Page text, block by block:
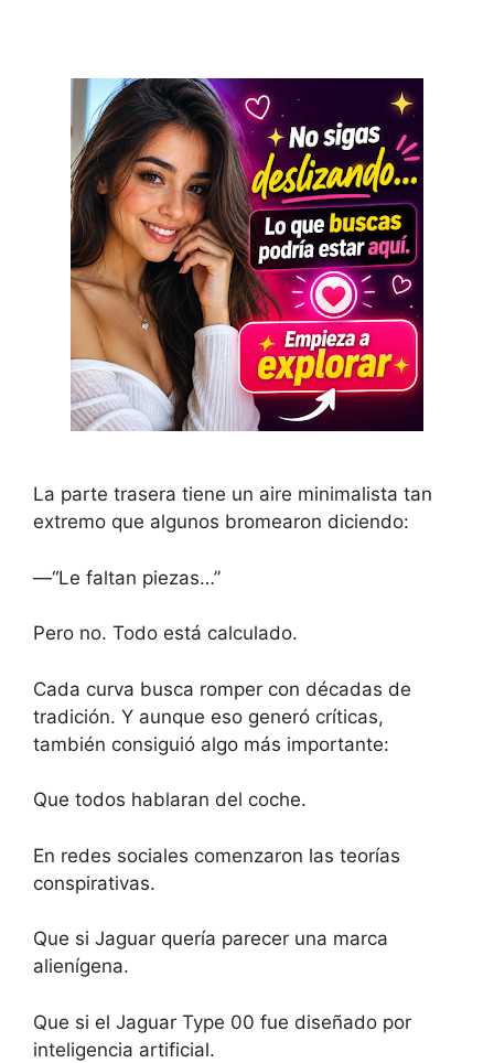
La parte trasera tiene un aire minimalista tan
extremo que algunos bromearon diciendo:
—“Le faltan piezas…”
Pero no. Todo está calculado.
Cada curva busca romper con décadas de
tradición. Y aunque eso generó críticas,
también consiguió algo más importante:
Que todos hablaran del coche.
En redes sociales comenzaron las teorías
conspirativas.
Que si Jaguar quería parecer una marca
alienígena.
Que si el Jaguar Type 00 fue diseñado por
inteligencia artificial.